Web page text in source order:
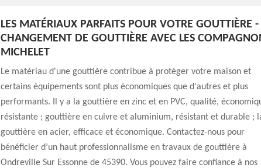
LES MATÉRIAUX PARFAITS POUR VOTRE GOUTTIÈRE -
CHANGEMENT DE GOUTTIÈRE AVEC LES
MICHELET
Le matériau d'une gouttière contribue à protéger votre maison et
certains équipements sont plus économiques que d'autres et plus
performants. Il y a la gouttière en zinc et en PVC, qualité,
résistante ; gouttière en cuivre et aluminium, résistant et durable ;
gouttière en acier, efficace et économique. Contactez-nous pour
bénéficier d’un haut professionnalisme en travaux de gouttière à
Ondreville Sur Essonne de 45390. Vous pouvez faire confiance à nos